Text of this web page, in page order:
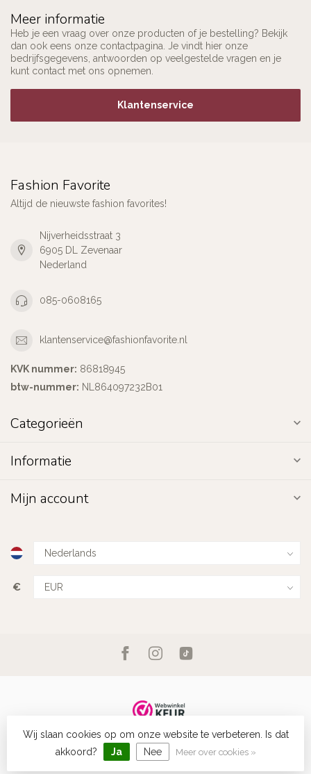
Meer informatie
Heb je een vraag over onze producten of je bestelling? Bekijk
dan ook eens onze contactpagina. Je vindt hier onze
bedrijfsgegevens, antwoorden op veelgestelde vragen en je
kunt contact met ons opnemen.
Klantenservice
Fashion Favorite
Altijd de nieuwste fashion favorites!
Nijverheidsstraat 3
6905 DL Zevenaar
Nederland
085-0608165
klantenservice@fashionfavorite.nl
KVK nummer: 86818945
btw-nummer: NL864097232B01
Categorieën
Informatie
Mijn account
€
© Copyright 2026 Fashion Favorite- Powered byLightspeed -
Lightspeed designby Dyvelopment
Wij slaan cookies op om onze website te verbeteren. Is dat
akkoord?
Ja Nee Meer over cookies »